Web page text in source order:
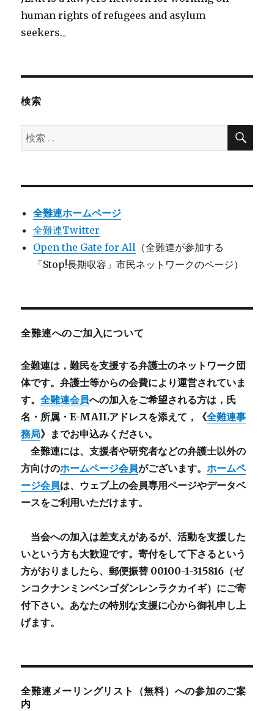
human rights of refugees and asylum
seekers.。
検索
検
索:
検
全難連ホームページ
全難連Twitter
Open the Gate for All （全難連が参加する
「Stop!長期収容」市民ネットワークのページ）
全難連へのご加入について
全難連は，難民を支援する弁護士のネットワーク団
体です。弁護士等からの会費により運営されていま
す。全難連会員への加入をご希望される方は，氏
名・所属・E-MAILアドレスを添えて，《全難連事
務局》までお申込みください。
全難連には、支援者や研究者などの弁護士以外の
方向けのホームページ会員がございます。ホームペ
ージ会員は、ウェブ上の会員専用ページやデータベ
ースをご利用いただけます。
当会への加入は差支えがあるが、活動を支援した
いという方も大歓迎です。寄付をして下さるという
方がおりましたら、郵便振替 00100-1-315816（ゼ
ンコクナンミンベンゴダンレンラクカイギ）にご寄
付下さい。あなたの特別な支援に心から御礼申し上
げます。
全難連メーリングリスト（無料）への参加のご案
内